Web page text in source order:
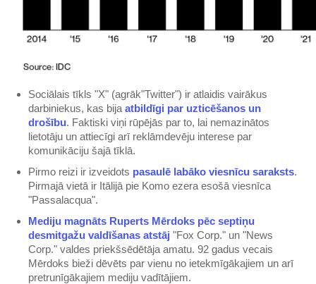
Sociālais tīkls "X" (agrāk"Twitter") ir atlaidis vairākus
darbiniekus, kas bija atbildīgi par uzticēšanos un
drošību. Faktiski viņi rūpējās par to, lai nemazinātos
lietotāju un attiecīgi arī reklāmdevēju interese par
komunikāciju šajā tīklā.
Pirmo reizi ir izveidots pasaulē labāko viesnīcu saraksts.
Pirmajā vietā ir Itālijā pie Komo ezera esošā viesnīca
"Passalacqua".
Mediju magnāts Ruperts Mērdoks pēc septiņu
desmitgažu valdīšanas atstāj "Fox Corp." un "News
Corp." valdes priekšsēdētāja amatu. 92 gadus vecais
Mērdoks bieži dēvēts par vienu no ietekmīgākajiem un arī
pretrunīgākajiem mediju vadītājiem.